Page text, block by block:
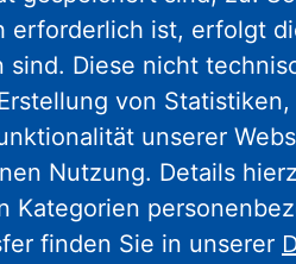
Zukunft: Die
fit
für die gesamte
von zentralen Plätzen - die
zeigen in Sachen
was sie drauf haben.
erforderlich ist, erfolgt
sind. Diese nicht
von
unserer
Nutzung. Details
Kategorien
finden Sie in unserer